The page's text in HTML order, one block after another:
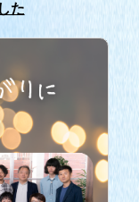
た